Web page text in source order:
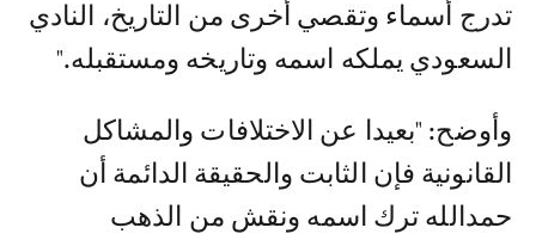
تدرج أسماء وتقصي أخرى من التاريخ، النادي
السعودي يملكه اسمه وتاريخه ومستقبله."
وأوضح: "بعيدا عن الاختلافات والمشاكل
القانونية فإن الثابت والحقيقة الدائمة أن
حمدالله ترك اسمه ونقش من الذهب